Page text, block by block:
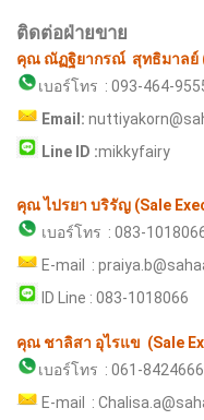
ติดต่อฝ่ายขาย
คุณ ณัฏฐิยากรณ์ สุทธิมาลย์
เบอร์โทร : 093-464-
Email:
Line ID :mikkyfairy
คุณ ไปรยา บริรัญ (Sale
เบอร์โทร : 083-
E-mail :
ID Line : 083-1018066
คุณ ชาลิสา อุไรแข (Sale
เบอร์โทร : 061-8424666
E-mail :